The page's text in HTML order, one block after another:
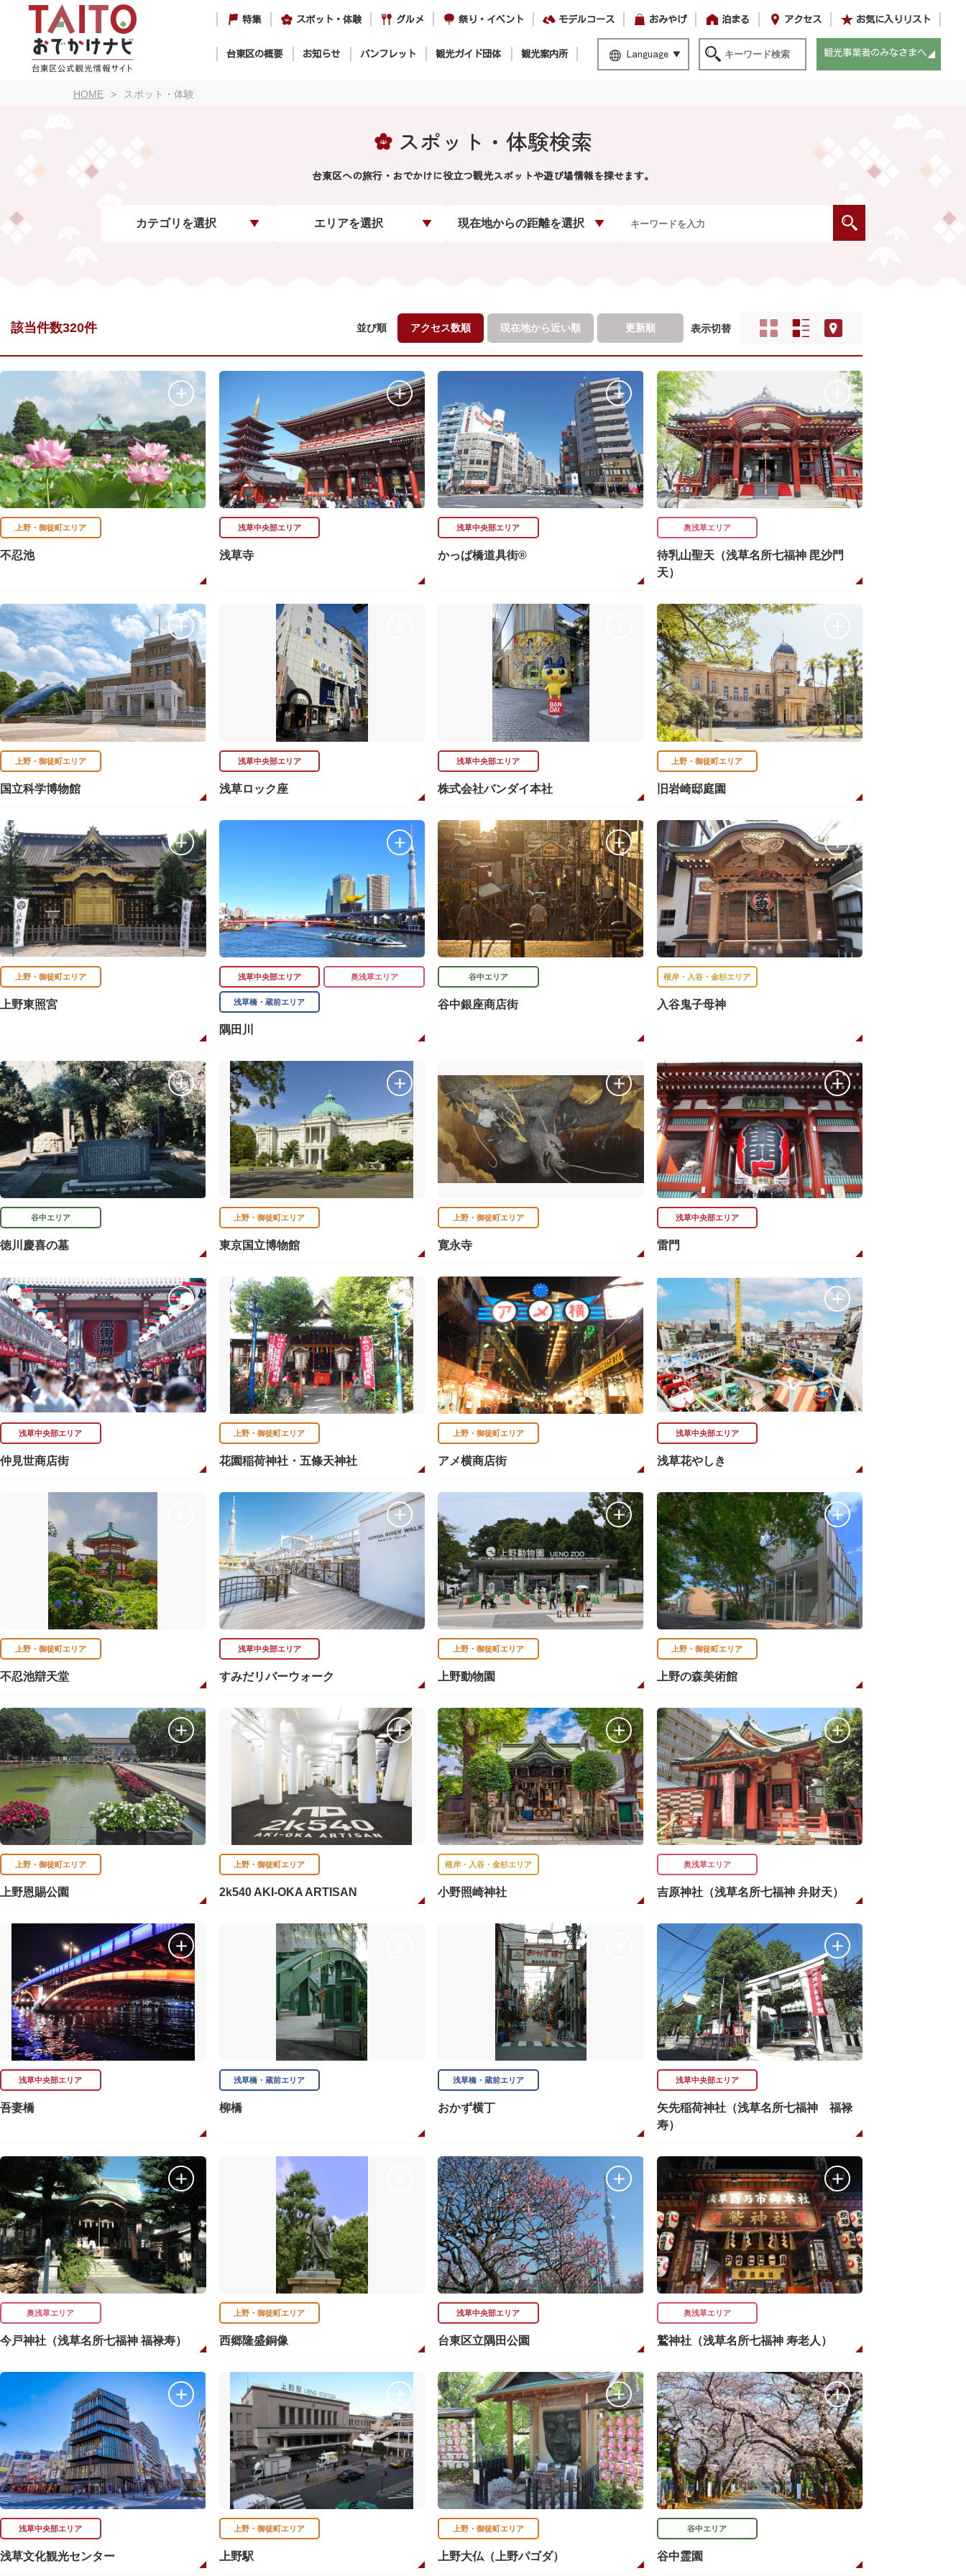
特集 スポット・体験 グルメ 祭り・イベント モデルコース おみやげ 泊まる アクセス お気に入りリスト
台東区の概要 お知らせ パンフレット 観光ガイド団体 観光案内所 Language 観光事業者のみなさまへ
HOME スポット・体験
スポット・体験検索
台東区への旅行・おでかけに役立つ観光スポットや遊び場情報を探せます。
カテゴリを選択 エリアを選択 現在地からの距離を選択
該当件数320件 並び順 アクセス数順 現在地から近い順 更新順 表示切替
上野・御徒町エリア
不忍池
浅草中央部エリア
浅草寺
浅草中央部エリア
かっぱ橋道具街®
奥浅草エリア
待乳山聖天（浅草名所七福神 毘沙門
天）
上野・御徒町エリア
国立科学博物館
浅草中央部エリア
浅草ロック座
浅草中央部エリア
株式会社バンダイ本社
上野・御徒町エリア
旧岩崎邸庭園
上野・御徒町エリア
上野東照宮
浅草中央部エリア 奥浅草エリア
浅草橋・蔵前エリア
隅田川
谷中エリア
谷中銀座商店街
根岸・入谷・金杉エリア
入谷鬼子母神
谷中エリア
徳川慶喜の墓
上野・御徒町エリア
東京国立博物館
上野・御徒町エリア
寛永寺
浅草中央部エリア
雷門
浅草中央部エリア
仲見世商店街
上野・御徒町エリア
花園稲荷神社・五條天神社
上野・御徒町エリア
アメ横商店街
浅草中央部エリア
浅草花やしき
上野・御徒町エリア
不忍池辯天堂
浅草中央部エリア
すみだリバーウォーク
上野・御徒町エリア
上野動物園
上野・御徒町エリア
上野の森美術館
上野・御徒町エリア
上野恩賜公園
上野・御徒町エリア
2k540 AKI-OKA ARTISAN
根岸・入谷・金杉エリア
小野照崎神社
奥浅草エリア
吉原神社（浅草名所七福神 弁財天）
浅草中央部エリア
吾妻橋
浅草橋・蔵前エリア
柳橋
浅草橋・蔵前エリア
おかず横丁
浅草中央部エリア
矢先稲荷神社（浅草名所七福神 福禄
寿）
奥浅草エリア
今戸神社（浅草名所七福神 福禄寿）
上野・御徒町エリア
西郷隆盛銅像
浅草中央部エリア
台東区立隅田公園
奥浅草エリア
鷲神社（浅草名所七福神 寿老人）
浅草中央部エリア
浅草文化観光センター
上野・御徒町エリア
上野駅
上野・御徒町エリア
上野大仏（上野パゴダ）
谷中エリア
谷中霊園